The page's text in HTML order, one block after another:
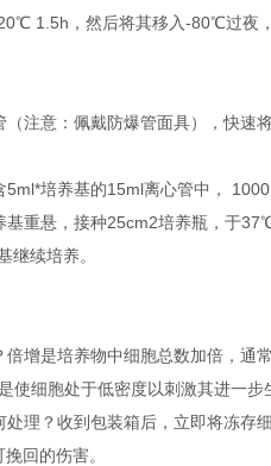
1.5h，然后将其移入-80℃过夜
（注意：佩戴防爆管面具），快
培养基的15ml离心管中，
重悬，接种25cm2培养瓶，于
继续培养。
增是培养物中细胞总数加倍，通
使细胞处于低密度以刺激其进一步
理？收到包装箱后，立即将冻
回的伤害。